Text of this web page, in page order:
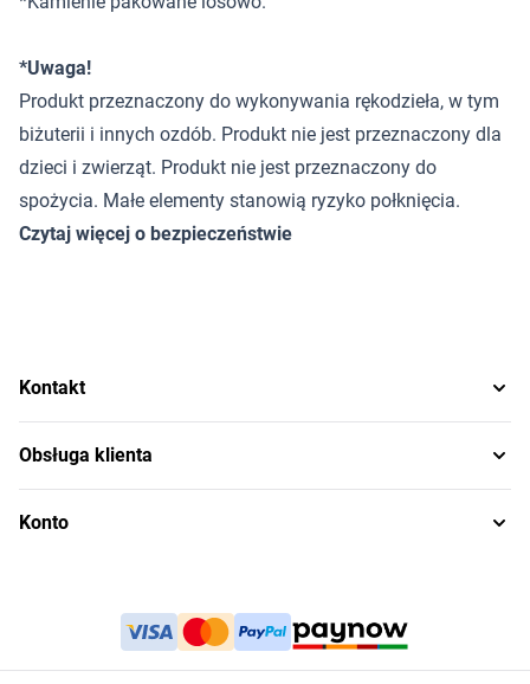
*Uwaga!
Produkt przeznaczony do wykonywania rękodzieła, w tym
biżuterii i innych ozdób. Produkt nie jest przeznaczony dla
dzieci i zwierząt. Produkt nie jest przeznaczony do
spożycia. Małe elementy stanowią ryzyko połknięcia.
Czytaj więcej o bezpieczeństwie
Kontakt
Obsługa klienta
Konto